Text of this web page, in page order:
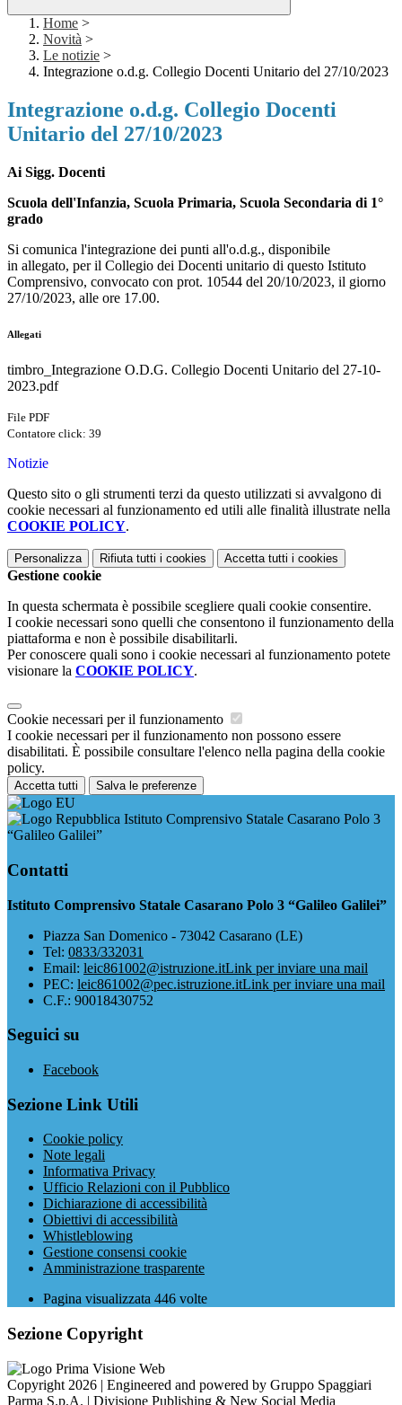
Home >
Novità >
Le notizie >
Integrazione o.d.g. Collegio Docenti Unitario del 27/10/2023
Integrazione o.d.g. Collegio Docenti
Unitario del 27/10/2023
Ai Sigg. Docenti
Scuola dell'Infanzia, Scuola Primaria, Scuola Secondaria di 1°
grado
Si comunica l'integrazione dei punti all'o.d.g., disponibile
in allegato, per il Collegio dei Docenti unitario di questo Istituto
Comprensivo, convocato con prot. 10544 del 20/10/2023, il giorno
27/10/2023, alle ore 17.00.
Allegati
timbro_Integrazione O.D.G. Collegio Docenti Unitario del 27-10-
2023.pdf
File PDF
Contatore click: 39
Notizie
Questo sito o gli strumenti terzi da questo utilizzati si avvalgono di
cookie necessari al funzionamento ed utili alle finalità illustrate nella
COOKIE POLICY.
Personalizza Rifiuta tutti i cookies Accetta tutti i cookies
Gestione cookie
In questa schermata è possibile scegliere quali cookie consentire.
I cookie necessari sono quelli che consentono il funzionamento della
piattaforma e non è possibile disabilitarli.
Per conoscere quali sono i cookie necessari al funzionamento potete
visionare la COOKIE POLICY.
Cookie necessari per il funzionamento
I cookie necessari per il funzionamento non possono essere
disabilitati. È possibile consultare l'elenco nella pagina della cookie
policy.
Accetta tutti Salva le preferenze
Istituto Comprensivo Statale Casarano Polo 3
“Galileo Galilei”
Contatti
Istituto Comprensivo Statale Casarano Polo 3 “Galileo Galilei”
Piazza San Domenico - 73042 Casarano (LE)
Tel: 0833/332031
Email: leic861002@istruzione.itLink per inviare una mail
PEC: leic861002@pec.istruzione.itLink per inviare una mail
C.F.: 90018430752
Seguici su
Facebook
Sezione Link Utili
Cookie policy
Note legali
Informativa Privacy
Ufficio Relazioni con il Pubblico
Dichiarazione di accessibilità
Obiettivi di accessibilità
Whistleblowing
Gestione consensi cookie
Amministrazione trasparente
Pagina visualizzata 446 volte
Sezione Copyright
Copyright 2026 | Engineered and powered by Gruppo Spaggiari
Parma S.p.A. | Divisione Publishing & New Social Media